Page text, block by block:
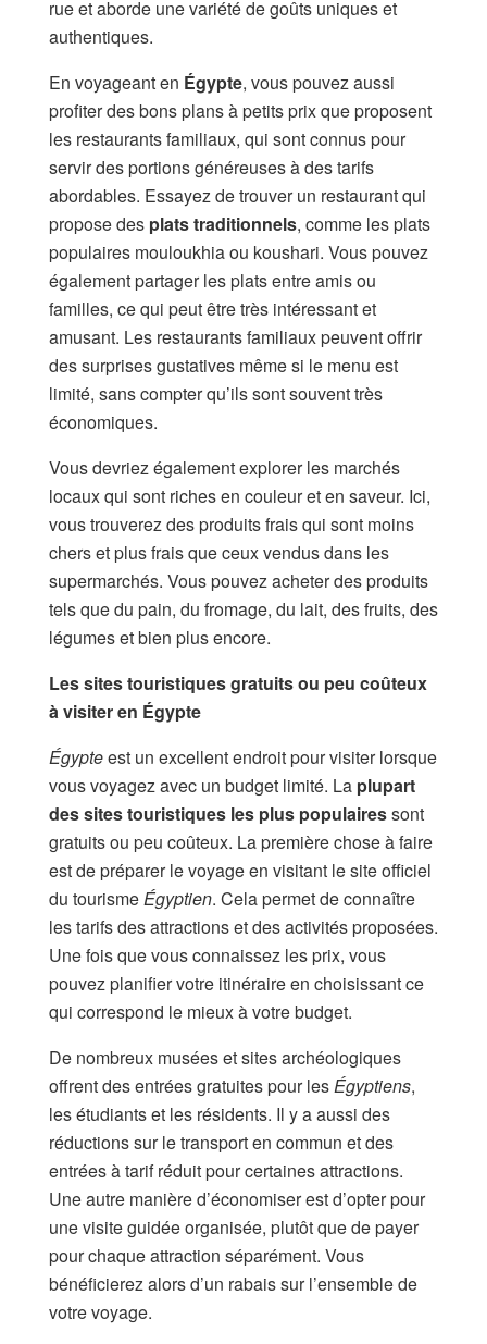
rue et aborde une variété de goûts uniques et
authentiques.
En voyageant en Égypte, vous pouvez aussi
profiter des bons plans à petits prix que proposent
les restaurants familiaux, qui sont connus pour
servir des portions généreuses à des tarifs
abordables. Essayez de trouver un restaurant qui
propose des plats traditionnels, comme les plats
populaires mouloukhia ou koushari. Vous pouvez
également partager les plats entre amis ou
familles, ce qui peut être très intéressant et
amusant. Les restaurants familiaux peuvent offrir
des surprises gustatives même si le menu est
limité, sans compter qu’ils sont souvent très
économiques.
Vous devriez également explorer les marchés
locaux qui sont riches en couleur et en saveur. Ici,
vous trouverez des produits frais qui sont moins
chers et plus frais que ceux vendus dans les
supermarchés. Vous pouvez acheter des produits
tels que du pain, du fromage, du lait, des fruits, des
légumes et bien plus encore.
Les sites touristiques gratuits ou peu coûteux
à visiter en Égypte
Égypteest un excellent endroit pour visiter lorsque
vous voyagez avec un budget limité. La plupart
des sites touristiques les plus populairessont
gratuits ou peu coûteux. La première chose à faire
est de préparer le voyage en visitant le site officiel
du tourismeÉgyptien. Cela permet de connaître
les tarifs des attractions et des activités proposées.
Une fois que vous connaissez les prix, vous
pouvez planifier votre itinéraire en choisissant ce
qui correspond le mieux à votre budget.
De nombreux musées et sites archéologiques
offrent des entrées gratuites pour lesÉgyptiens,
les étudiants et les résidents. Il y a aussi des
réductions sur le transport en commun et des
entrées à tarif réduit pour certaines attractions.
Une autre manière d’économiser est d’opter pour
une visite guidée organisée, plutôt que de payer
pour chaque attraction séparément. Vous
bénéficierez alors d’un rabais sur l’ensemble de
votre voyage.